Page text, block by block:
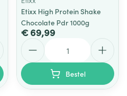
Etixx High Protein Shake
Chocolate Pdr 1000g
€ 69,99
Bestel